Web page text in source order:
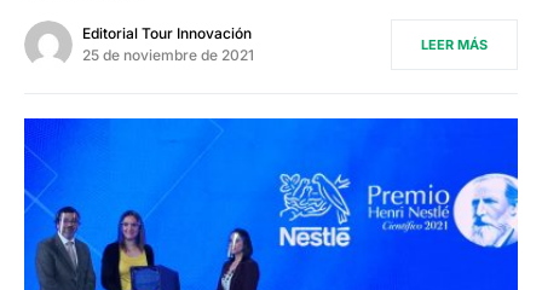
Editorial Tour Innovación
25 de noviembre de 2021
LEER MÁS